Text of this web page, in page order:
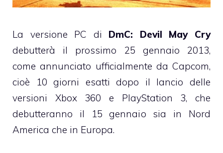
La versione PC di DmC: Devil May Cry
debutterà il prossimo 25 gennaio 2013,
come annunciato ufficialmente da Capcom,
cioè 10 giorni esatti dopo il lancio delle
versioni Xbox 360 e PlayStation 3, che
debutteranno il 15 gennaio sia in Nord
America che in Europa.